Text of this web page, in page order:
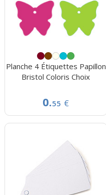
Planche 4 Étiquettes Papillon
Bristol Coloris Choix
0.55 €